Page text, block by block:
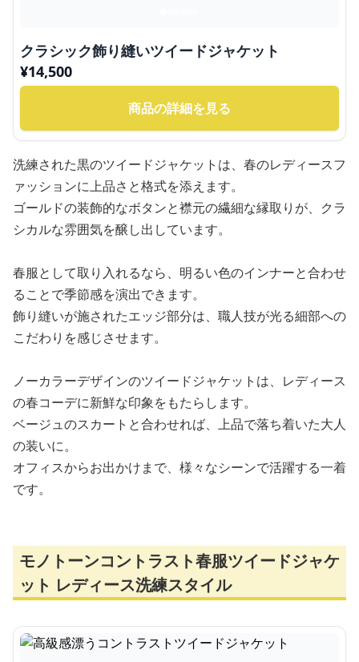
クラシック飾り縫いツイードジャケット
¥14,500
商品の詳細を見る
洗練された黒のツイードジャケットは、春のレディースフ
ァッションに上品さと格式を添えます。
ゴールドの装飾的なボタンと襟元の繊細な縁取りが、クラ
シカルな雰囲気を醸し出しています。
春服として取り入れるなら、明るい色のインナーと合わせ
ることで季節感を演出できます。
飾り縫いが施されたエッジ部分は、職人技が光る細部への
こだわりを感じさせます。
ノーカラーデザインのツイードジャケットは、レディース
の春コーデに新鮮な印象をもたらします。
ベージュのスカートと合わせれば、上品で落ち着いた大人
の装いに。
オフィスからお出かけまで、様々なシーンで活躍する一着
です。
モノトーンコントラスト春服ツイードジャケ
ット レディース洗練スタイル